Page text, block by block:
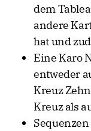
dem
andere
hat und
Eine Karo
entweder
Kreuz
Kreuz als